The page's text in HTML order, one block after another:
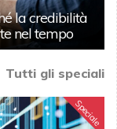
la credibilità
nel tempo
Tutti gli speciali
Speciale